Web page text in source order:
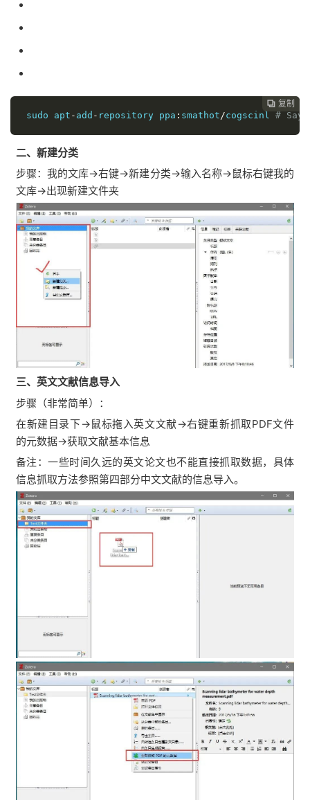
 复制
sudo apt - add - repository ppa : smathot/cogscinl # Say
二、新建分类
步骤：我的文库→右键→新建分类→输入名称→鼠标右键我的
文库→出现新建文件夹
三、英文文献信息导入
步骤（非常简单）：
在新建目录下→鼠标拖入英文文献→右键重新抓取PDF文件
的元数据→获取文献基本信息
备注：一些时间久远的英文论文也不能直接抓取数据，具体
信息抓取方法参照第四部分中文文献的信息导入。